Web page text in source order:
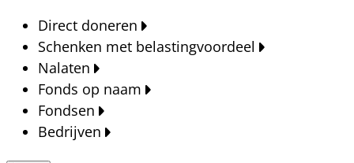
Direct doneren
Schenken met belastingvoordeel
Nalaten
Fonds op naam
Fondsen
Bedrijven